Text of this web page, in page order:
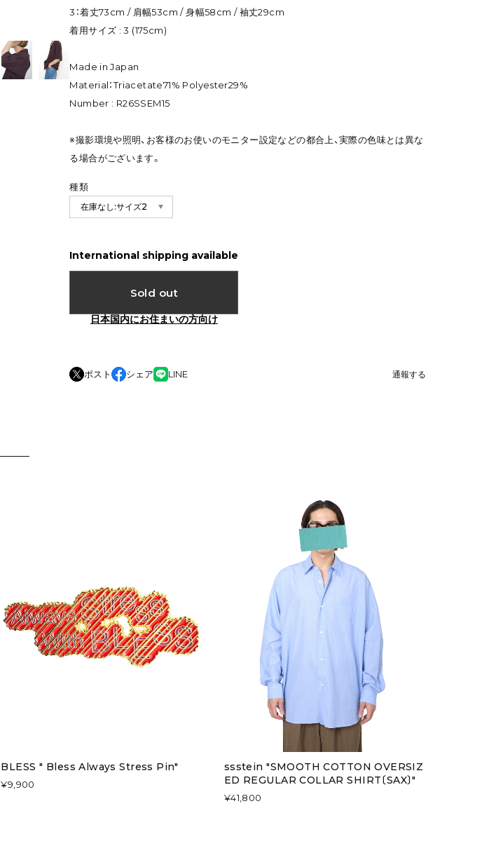
3：着丈73cm / 肩幅53cm / 身幅58cm / 袖丈29cm
着用サイズ : 3 (175cm)
Made in Japan
Material：Triacetate71% Polyester29%
Number : R26SSEM15
※撮影環境や照明、お客様のお使いのモニター設定などの都合上、実際の色味とは異な
る場合がございます。
種類
International shipping available
Sold out
日本国内にお住まいの方向け
ポスト シェア LINE 通報する
BLESS " Bless Always Stress Pin"
¥9,900
ssstein "SMOOTH COTTON OVERSIZ
ED REGULAR COLLAR SHIRT〔SAX〕"
¥41,800